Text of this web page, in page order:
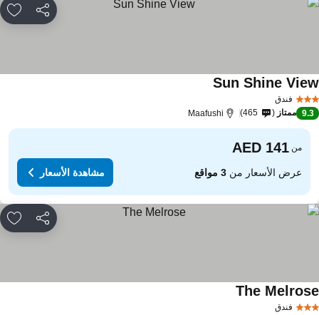
مشاركة
فندق
Sun Shine
9.3 ممتاز 465
Maafushi
من
عرض الأسعار من3 مواقع مشاهدة الأسعار
مشاركة
فندق
The